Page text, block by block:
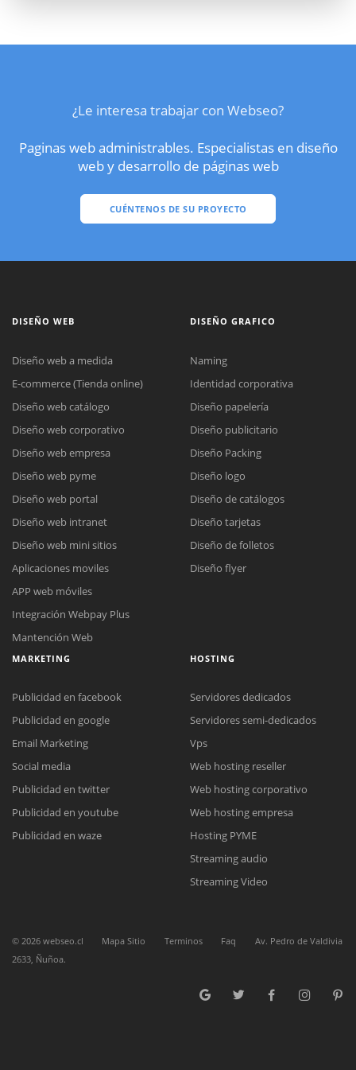
¿Le interesa trabajar con Webseo?
Paginas web administrables. Especialistas en diseño
web y desarrollo de páginas web
CUÉNTENOS DE SU PROYECTO
Reunión online
Nuestros ejecutivos le enviarán un correo electrónico con el enlace a
Meet para la reunión online.
Cotización
Complete el formulario y nos contactaremos a la brevedad.
Chat Online
para enviarnos un correo electrónico con sus datos personales.
DISEÑO WEB
Diseño web a medida
E-commerce (Tienda online)
Diseño web catálogo
Diseño web corporativo
Diseño web empresa
Diseño web pyme
Diseño web portal
Diseño web intranet
Diseño web mini sitios
Aplicaciones moviles
APP web móviles
Integración Webpay Plus
Mantención Web
DISEÑO GRAFICO
Naming
Identidad corporativa
Diseño papelería
Diseño publicitario
Diseño Packing
Diseño logo
Diseño de catálogos
Diseño tarjetas
Diseño de folletos
Diseño flyer
MARKETING
Publicidad en facebook
Publicidad en google
Email Marketing
Social media
Publicidad en twitter
Publicidad en youtube
Publicidad en waze
HOSTING
Servidores dedicados
Servidores semi-dedicados
Vps
Web hosting reseller
Web hosting corporativo
Web hosting empresa
Hosting PYME
Streaming audio
Streaming Video
© 2026 webseo.cl Mapa Sitio Terminos Faq
Av. Pedro de Valdivia
2633, Ñuñoa.